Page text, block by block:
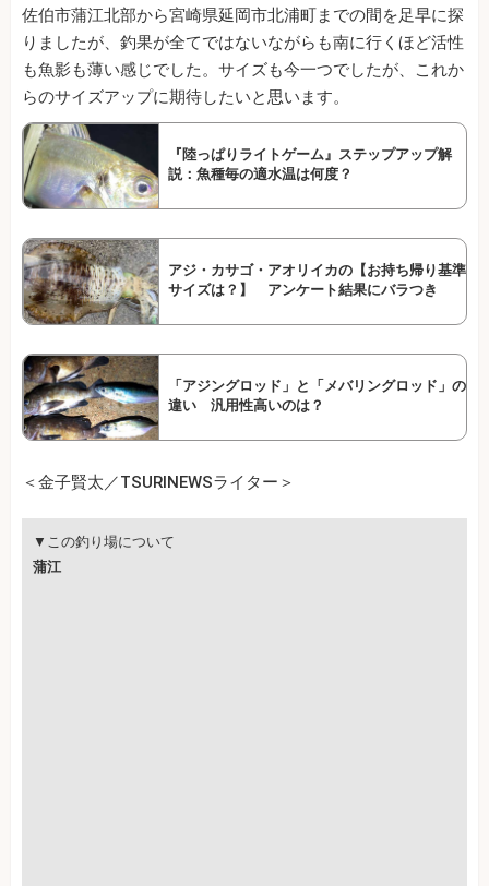
佐伯市蒲江北部から宮崎県延岡市北浦町までの間を足早に探
りましたが、釣果が全てではないながらも南に行くほど活性
も魚影も薄い感じでした。サイズも今一つでしたが、これか
らのサイズアップに期待したいと思います。
『陸っぱりライトゲーム』ステップアップ解
説：魚種毎の適水温は何度？
アジ・カサゴ・アオリイカの【お持ち帰り基準
サイズは？】 アンケート結果にバラつき
「アジングロッド」と「メバリングロッド」の
違い 汎用性高いのは？
＜金子賢太／TSURINEWSライター＞
▼この釣り場について
蒲江